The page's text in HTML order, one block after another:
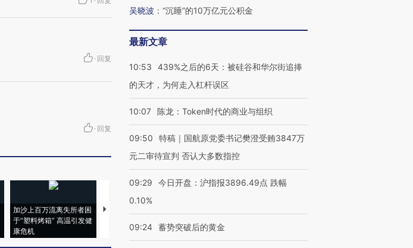
· 回复
· 回复
加沙上百万流离失所者困
于“塑料烤箱” 高温引发健
康危机
视线｜HYROX的吸金
心“花钱找虐”？
毒品
吴晓波 ： “沉睡”的10万亿元公积金
最新文章
10:53
439%之后的6天：被硅谷和华尔街追捧
的天才，为何走入杠杆误区
10:07 陈龙：Token时代的商业与组织
09:50
特稿｜国航原党委书记樊澄受贿3847万
元二审待宣判 否认大多数指控
09:29
今日开盘：沪指报3896.49点 跌幅
0.10%
09:24 蓄势突破后的黄金